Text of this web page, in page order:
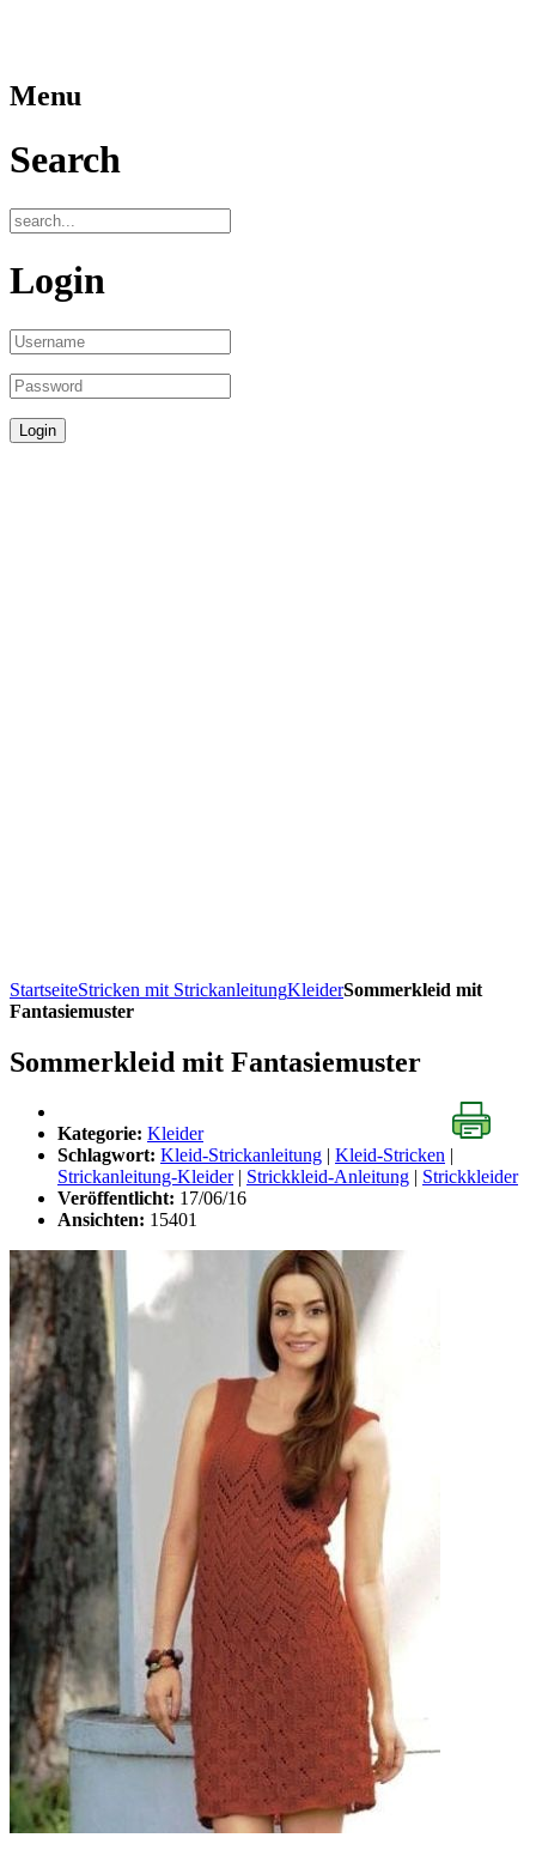
Menu
Search
Login
StartseiteStricken mit StrickanleitungKleiderSommerkleid mit
Fantasiemuster
Sommerkleid mit Fantasiemuster
Kategorie: Kleider
Schlagwort: Kleid-Strickanleitung Kleid-Stricken
Strickanleitung-Kleider| Strickkleid-Anleitung
Strickkleider
Veröffentlicht: 17/06/16
Ansichten: 15401